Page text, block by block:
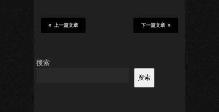
下一篇文章
上一篇文章
搜索
搜索